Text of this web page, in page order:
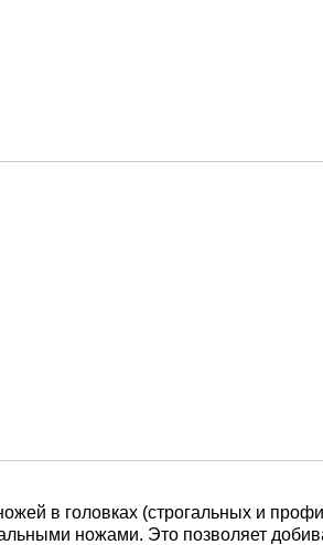
в головках (строгальных и
ножами. Это позволяет